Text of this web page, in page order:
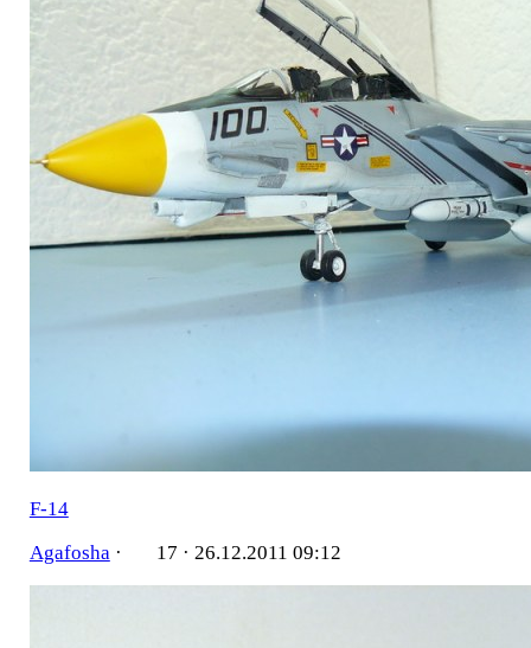
F-14
Agafosha · 17 · 26.12.2011 09:12